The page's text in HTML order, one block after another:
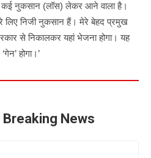
कई नुकसान (लॉस) लेकर आने वाला है।
लिए निजी नुकसान हैं। मेरे बेहद प्रमुख
से निकालकर यहां भेजना होगा। यह
होगा।’
News